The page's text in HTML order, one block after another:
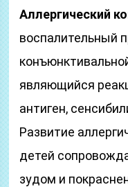
Аллергический
воспалительный
являющийся
антиген,
Развитие
детей
зудом и